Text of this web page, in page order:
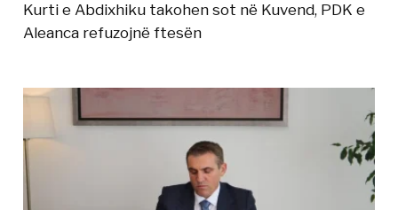
Kurti e Abdixhiku takohen sot në Kuvend, PDK e
Aleanca refuzojnë ftesën